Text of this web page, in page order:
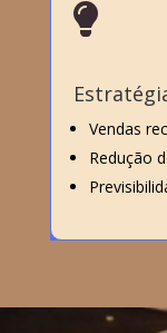

Vendas
Redução